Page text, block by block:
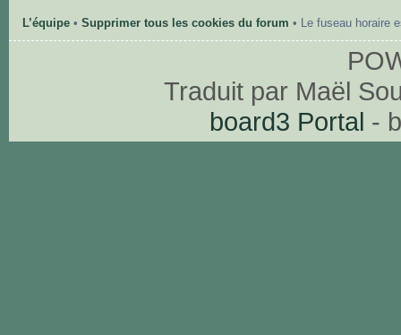
L’équipe• Supprimer tous les cookies du forum • Le fuseau horaire
Traduit par Maël
board3 Portal -